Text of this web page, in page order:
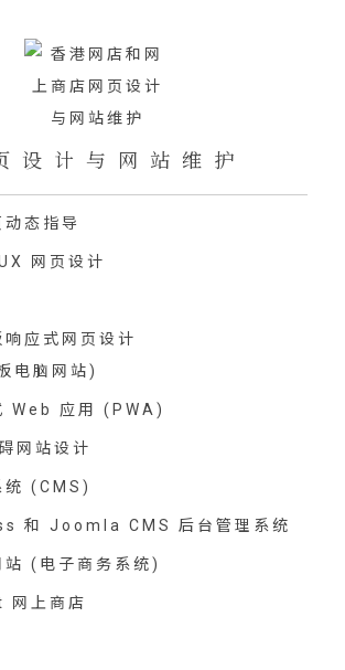
设 计 与 网 站 维 护
态指导
网页设计
响应式网页设计
电脑网站)
Web 应用 (PWA)
网站设计
统 (CMS)
和 Joomla CMS 后台管理系统
站 (电子商务系统)
上商店